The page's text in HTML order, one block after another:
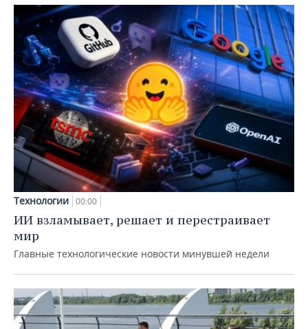
Технологии 00:00
ИИ взламывает, решает и перестраивает
мир
Главные технологические новости минувшей недели